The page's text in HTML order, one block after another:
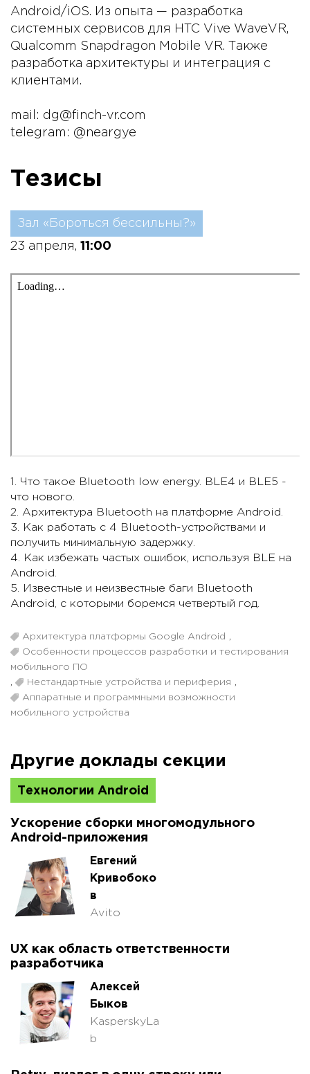
Android/iOS. Из опыта — разработка
системных сервисов для HTC Vive WaveVR,
Qualcomm Snapdragon Mobile VR. Также
разработка архитектуры и интеграция с
клиентами.
mail: dg@finch-vr.com
telegram: @neargye
Тезисы
Зал «Бороться бессильны?»
23 апреля, 11:00
1. Что такое Bluetooth low energy. BLE4 и BLE5 -
что нового.
2. Архитектура Bluetooth на платформе Android.
3. Как работать с 4 Bluetooth-устройствами и
получить минимальную задержку.
4. Как избежать частых ошибок, используя BLE на
Android.
5. Известные и неизвестные баги Bluetooth
Android, с которыми боремся четвертый год.
Архитектура платформы Google Android
,
Особенности процессов разработки и тестирования
мобильного ПО
,
Нестандартные устройства и периферия ,
Аппаратные и программными возможности
мобильного устройства
Другие доклады секции
Технологии Android
Ускорение сборки многомодульного
Android-приложения
Евгений
Кривобоко
в
Avito
UX как область ответственности
разработчика
Алексей
Быков
KasperskyLa
b